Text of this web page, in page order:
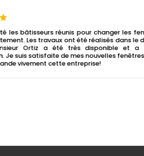
les bâtisseurs réunis pour changer les
Les travaux ont été réalisés dans le
Ortiz a été très disponible et a
Je suis satisfaite de mes nouvelles
vivement cette entreprise!